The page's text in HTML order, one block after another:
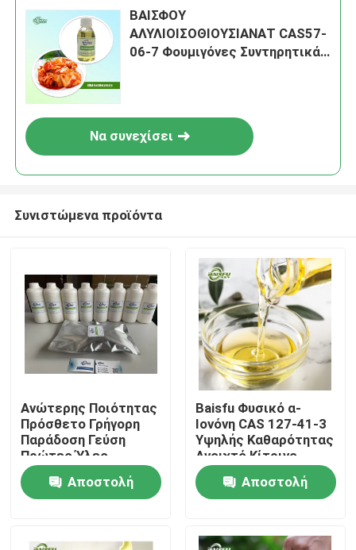
Σπίτι
Προϊόντα
Βίντεο
ΒΑΙΣΦΟΥ
ΑΛΥΛΙΟΙΣΟΘΙΟΥΣΙΑΝΑΤ CAS57-
06-7 Φουμιγόνες Συντηρητικά
Να συνεχίσει
Συνιστώμενα προϊόντα
Ανώτερης Ποιότητας
Πρόσθετο Γρήγορη
Παράδοση Γεύση
Πρώτες Ύλες
βορνεόλ Τρόφιμο
Βαθμού Μπαχαρικά
Προετοιμασμένη
Αποστολή
Baisfu Φυσικό α-
Ιονόνη CAS 127-41-3
Υψηλής Καθαρότητας
Ανοιχτό Κίτρινο
Λιπαρό Υγρό για
Αρωματικές Ύλες
Τροφίμων και
Καλλυντικών
Αποστολή